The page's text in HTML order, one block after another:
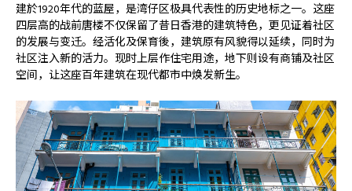
建於1920年代的蓝屋，是湾仔区极具代表性的历史地标之一。这座
四层高的战前唐楼不仅保留了昔日香港的建筑特色，更见证着社区
的发展与变迁。经活化及保育後，建筑原有风貌得以延续，同时为
社区注入新的活力。现时上层作住宅用途，地下则设有商铺及社区
空间，让这座百年建筑在现代都市中焕发新生。